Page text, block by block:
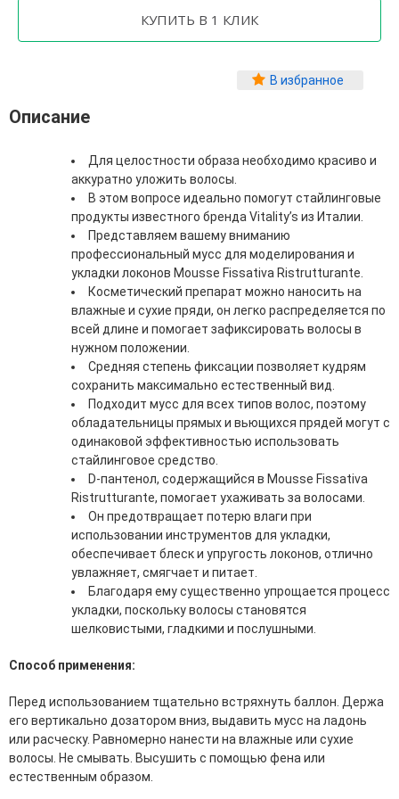
Для Лица
Бальзамы для лица
Защита от солнца для лица
Карбокситерапия
Кремы для лица
Лосьоны, тоники и мисты для лица
Маски для лица
Масла для лица
Мицеллярная вода
Молочко и сливки для лица
Наборы для ухода за лицом
Пенки и муссы для лица
Скрабы, пилинги и гоммажи для лица
Спреи для лица
Средства для умывания
Сыворотки, эликсиры, эмульсии, концентраты и
эссенции для лица
Уход для губ
Уход для кожи вокруг глаз
Флюиды для лица
Для Тела
Автозагар для тела
Антицеллюлитные средства
Бальзамы и гели для тела
Гели для душа
Дезодоранты для тела
Защита от солнца для тела
Кремы для тела
Лосьоны, сыворотки и эликсиры для тела
Молочко для тела
Мыло
Наборы по уходу за телом
Пены для ванны
Скрабы и пилинги для тела
В избранное
Описание
Для целостности образа необходимо красиво и
аккуратно уложить волосы.
В этом вопросе идеально помогут стайлинговые
продукты известного бренда Vitality’s из Италии.
Представляем вашему вниманию
профессиональный мусс для моделирования и
укладки локонов Mousse Fissativa Ristrutturante.
Косметический препарат можно наносить на
влажные и сухие пряди, он легко распределяется по
всей длине и помогает зафиксировать волосы в
нужном положении.
Средняя степень фиксации позволяет кудрям
сохранить максимально естественный вид.
Подходит мусс для всех типов волос, поэтому
обладательницы прямых и вьющихся прядей могут с
одинаковой эффективностью использовать
стайлинговое средство.
D-пантенол, содержащийся в Mousse Fissativa
Ristrutturante, помогает ухаживать за волосами.
Он предотвращает потерю влаги при
использовании инструментов для укладки,
обеспечивает блеск и упругость локонов, отлично
увлажняет, смягчает и питает.
Благодаря ему существенно упрощается процесс
укладки, поскольку волосы становятся
шелковистыми, гладкими и послушными.
Способ применения:
Перед использованием тщательно встряхнуть баллон. Держа
его вертикально дозатором вниз, выдавить мусс на ладонь
или расческу. Равномерно нанести на влажные или сухие
волосы. Не смывать. Высушить с помощью фена или
естественным образом.